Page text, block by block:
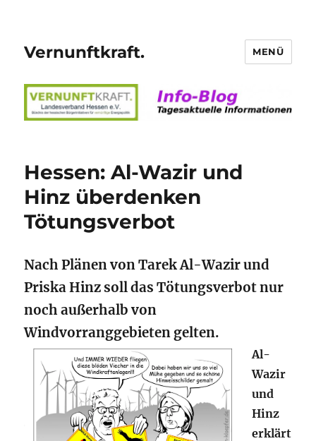
Vernunftkraft. MENÜ
Hessen: Al-Wazir und
Hinz überdenken
Tötungsverbot
Nach Plänen von Tarek Al-Wazir und
Priska Hinz soll das Tötungsverbot nur
noch außerhalb von
Windvorranggebieten gelten.
Al-
Wazir
und
Hinz
erklärt